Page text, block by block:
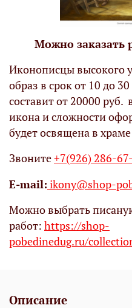
Можно заказать
Иконописцы высокого
образ в срок от 10 до
составит от 20000 руб.
икона и сложности
будет освящена в
Звоните+7(926) 286-
Е-mail: ikony@shop-
Можно выбрать
работ: https://shop-
pobedinedug.ru/
Описание